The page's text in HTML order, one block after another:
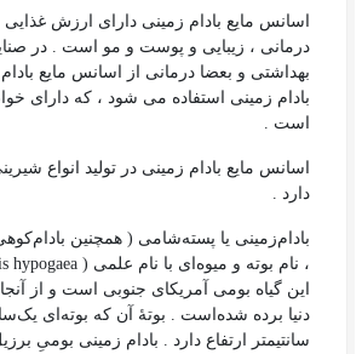
اسانس مایع بادام زمینی دارای ارزش غذایی
درمانی ، زیبایی و پوست و مو است . در
بهداشتی و بعضا درمانی از اسانس مایع
بادام زمینی استفاده می شود ، که دارای
است .
اسانس مایع بادام زمینی در تولید انواع
دارد .
بادام‌زمینی یا پسته‌شامی ( همچنین
این گیاه بومی آمریکای جنوبی است و از
سانتیمتر ارتفاع دارد . بادام زمینی بومیِ